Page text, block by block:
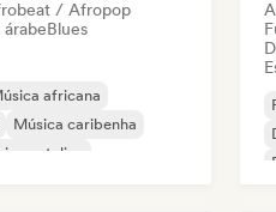
/ Afropop
Blues
africana
Música caribenha
natalina